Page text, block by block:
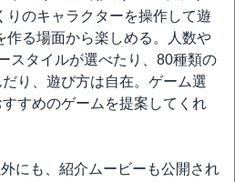
りのキャラクターを操作して遊
作る場面から楽しめる。人数や
スタイルが選べたり、80種類の
り、遊び方は自在。ゲーム選
すめのゲームを提案してくれ
にも、紹介ムービーも公開され